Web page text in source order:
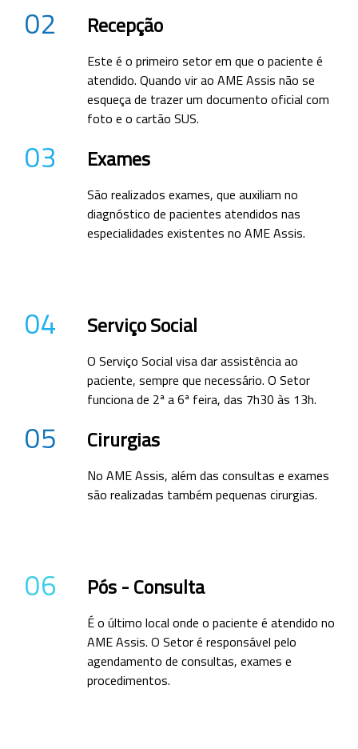
02 Recepção
Este é o primeiro setor em que o paciente é
atendido. Quando vir ao AME Assis não se
esqueça de trazer um documento oficial com
foto e o cartão SUS.
03 Exames
São realizados exames, que auxiliam no
diagnóstico de pacientes atendidos nas
especialidades existentes no AME Assis.
04 Serviço Social
O Serviço Social visa dar assistência ao
paciente, sempre que necessário. O Setor
funciona de 2ª a 6ª feira, das 7h30 às 13h.
05 Cirurgias
No AME Assis, além das consultas e exames
são realizadas também pequenas cirurgias.
06 Pós - Consulta
É o último local onde o paciente é atendido no
AME Assis. O Setor é responsável pelo
agendamento de consultas, exames e
procedimentos.